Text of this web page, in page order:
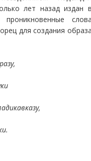
лет назад издан
для создания